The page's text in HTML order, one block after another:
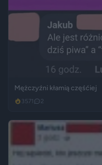
Mężczyźni kłamią częśćiej
3571 2